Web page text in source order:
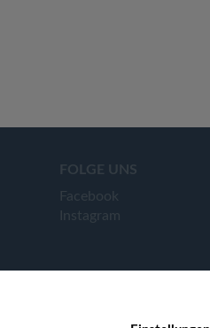
FOLGE UNS
Facebook
Instagram